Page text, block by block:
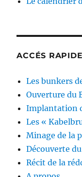
ACCÉS RAPIDE
Les bunkers
Ouverture du
Implantation
Les «
Minage de la
Découverte
Récit de la